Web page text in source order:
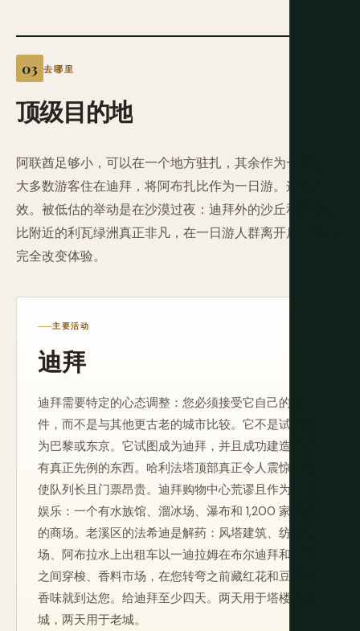
去哪里
顶级目的地
阿联酋足够小，可以在一个地方驻扎，其余作为一日游。
大多数游客住在迪拜，将阿布扎比作为一日游。这很有
效。被低估的举动是在沙漠过夜：迪拜外的沙丘和阿布扎
比附近的利瓦绿洲真正非凡，在一日游人群离开后在那里
完全改变体验。
主要活动
迪拜
迪拜需要特定的心态调整：您必须接受它自己的条
件，而不是与其他更古老的城市比较。它不是试图成
为巴黎或东京。它试图成为迪拜，并且成功建造了没
有真正先例的东西。哈利法塔顶部真正令人震惊，即
使队列长且门票昂贵。迪拜购物中心荒谬且作为壮观
娱乐：一个有水族馆、溜冰场、瀑布和 1,200 家商店
的商场。老溪区的法希迪是解药：风塔建筑、纺织市
场、阿布拉水上出租车以一迪拉姆在布尔迪拜和代拉
之间穿梭、香料市场，在您转弯之前藏红花和豆蔻的
香味就到达您。给迪拜至少四天。两天用于塔楼和新
城，两天用于老城。